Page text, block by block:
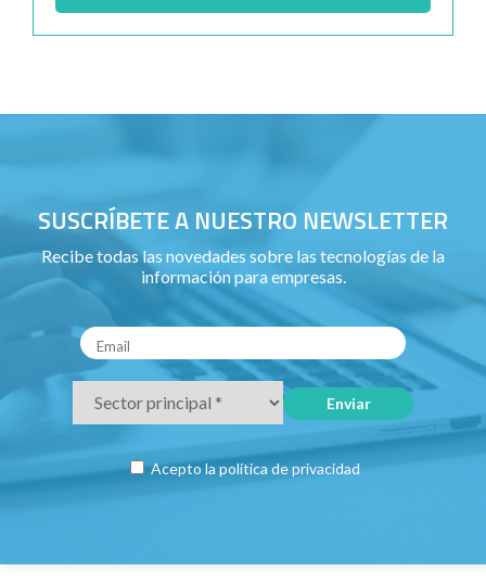
SUSCRÍBETE A NUESTRO NEWSLETTER
Recibe todas las novedades sobre las tecnologías de la
información para empresas.
Acepto la política de privacidad